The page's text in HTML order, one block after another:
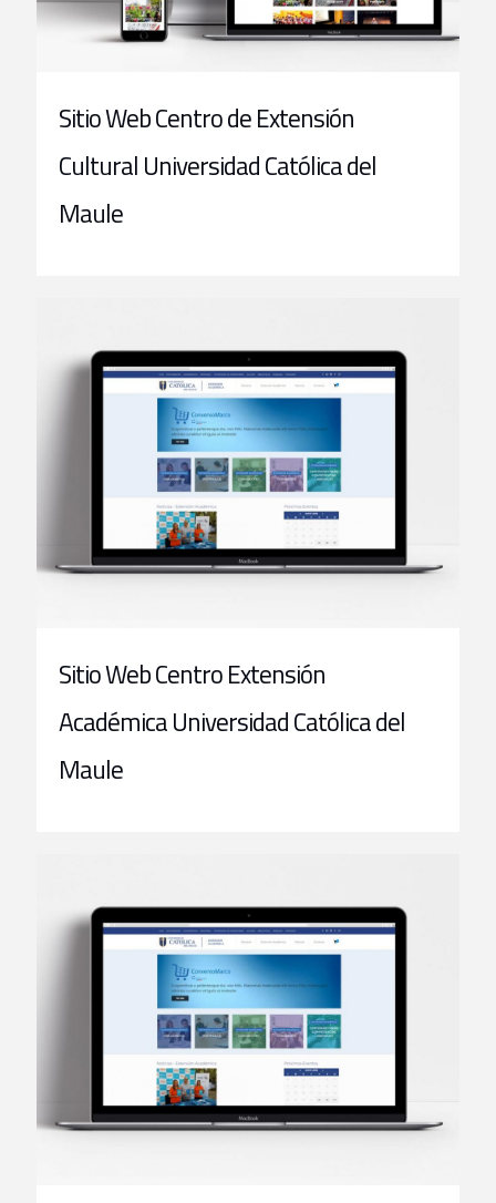
Sitio Web Centro de Extensión
Cultural Universidad Católica del
Maule
Sitio Web Centro Extensión
Académica Universidad Católica del
Maule